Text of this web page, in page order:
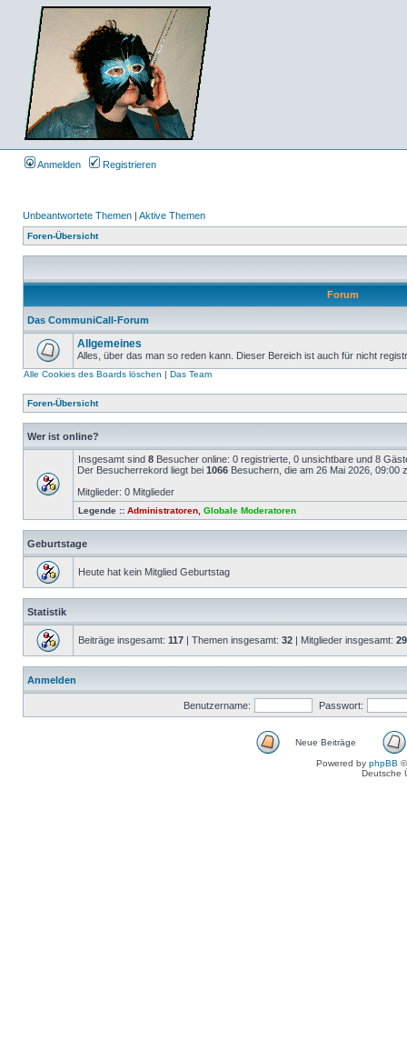
Anmelden Registrieren
Unbeantwortete Themen | Aktive Themen
Foren-Übersicht
Forum
Das CommuniCall-Forum
Allgemeines
Alles, über das man so reden kann. Dieser Bereich ist auch für nicht
Alle Cookies des Boards löschen | Das Team
Foren-Übersicht
Wer ist online?
Insgesamt sind 8 Besucher online: 0 registrierte, 0 unsichtbare und 8
Der Besucherrekord liegt bei 1066 Besuchern, die am 26 Mai 2026, 09:00
Mitglieder: 0 Mitglieder
Legende :: Administratoren Globale Moderatoren
Geburtstage
Heute hat kein Mitglied Geburtstag
Statistik
Beiträge insgesamt: 117 | Themen insgesamt: 32 | Mitglieder insgesamt: 29
Anmelden
Benutzername: Passwort:
Neue Beiträge
Powered by phpBB
Deutsche